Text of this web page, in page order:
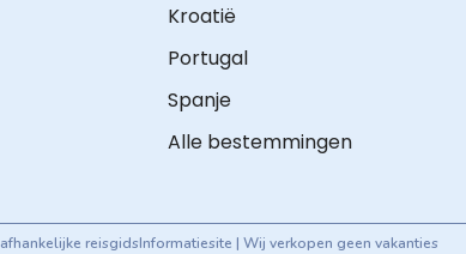
Kroatië
Portugal
Spanje
Alle bestemmingen
reisgidsInformatiesite | Wij verkopen geen vakanties